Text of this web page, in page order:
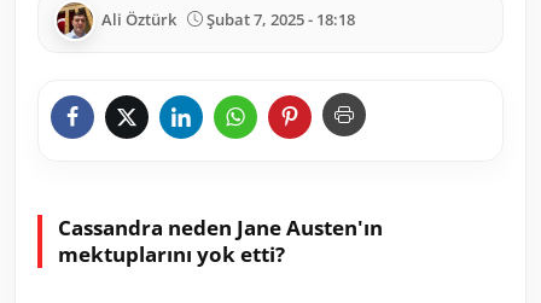
Ali Öztürk Şubat 7, 2025 - 18:18
Cassandra neden Jane Austen'ın
mektuplarını yok etti?